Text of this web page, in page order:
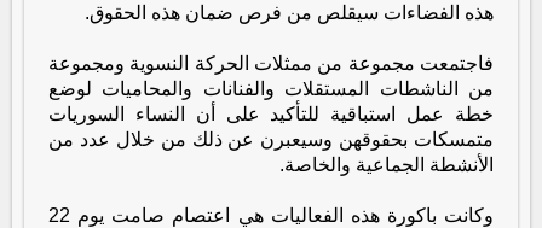
هذه الفضاءات سيقلص من فرص ضمان هذه الحقوق.
فاجتمعت مجموعة من ممثلات الحركة النسوية ومجموعة
من الناشطات المستقلات والفنانات والمحاميات لوضع
خطة عمل استباقية للتأكيد على أن النساء السوريات
متمسكات بحقوقهن وسيعبرن عن ذلك من خلال عدد من
الأنشطة الجماعية والخاصة.
وكانت باكورة هذه الفعاليات هي اعتصام صامت يوم 22